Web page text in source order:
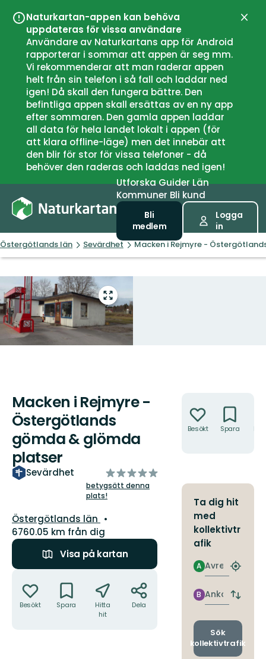
Naturkartan-appen kan behöva
uppdateras för vissa användare
Användare av Naturkartans app för Android
rapporterar i sommar att appen är seg mm.
Vi rekommenderar att man raderar appen
helt från sin telefon i så fall och laddar ned
igen! Då skall den fungera bättre. Den
befintliga appen skall ersättas av en ny app
efter sommaren. Den gamla appen laddar
all data för hela landet lokalt i appen (för
att klara offline-läge) men det innebär att
den blir för stor för vissa telefoner - då
behöver den raderas och laddas ned igen!
UtforskaGuiderLän
Kommuner Bli kund
Bli
medlem
Logga
in
Östergötlands län Sevärdhet Macken i Rejmyre -
Gå
till
helskärmsläge
Macken i Rejmyre -
Östergötlands
gömda & glömda
platser
Sevärdhet
av
5
stjärnor
betygsätt denna
plats!
Län:
Östergötlands län
6760.05 km från dig
Visa på kartan
Besökt Spara
Hitta
hit
Dela
Besökt Spara
Ta dig hit
med
kollektivtr
afik
Avresa
A
Hitta
Ankomst
B
Byt
och
Sök
kollektivtrafik